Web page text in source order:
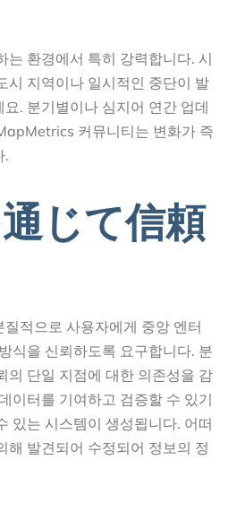
는 환경에서 특히 강력합니다. 시
시 지역이나 일시적인 중단이 발
. 분기별이나 심지어 연간 업데
커뮤니티는 변화가 즉
.
じて信頼
적으로 사용자에게 중앙 엔터
식을 신뢰하도록 요구합니다. 분
의 단일 지점에 대한 의존성을 감
이터를 기여하고 검증할 수 있기
있는 시스템이 생성됩니다. 어떠
해 발견되어 수정되어 정보의 정